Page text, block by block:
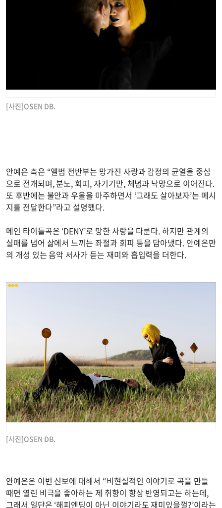
[사진]OSEN DB.
안예은 측은 “앨범 전반부는 망가진 사랑과 감정의 균열을 중심
으로 전개되며, 분노, 회피, 자기기만, 체념과 낙망으로 이어진다.
또 후반에는 불안과 우울을 마주하면서 ‘그래도 살아보자’는 메시
지를 전달한다”라고 설명했다.
메인 타이틀곡은 ‘DENY’로 망한 사랑을 다룬다. 하지만 관계의
실패를 넘어 삶에서 느끼는 좌절과 회피 등을 담아냈다. 안예은만
의 개성 있는 음악 서사가 듣는 재미와 흡입력을 더한다.
[사진]OSEN DB.
안예은은 이번 신보에 대해서 “비현실적인 이야기로 곡을 만들
때면 열린 비극을 좋아하는 제 취향이 항상 반영되고는 하는데,
그래서 일단은 ‘해피엔딩이 아닌 이야기라도 재미있을껄?’이라는